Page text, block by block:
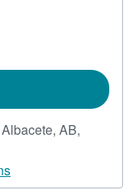
Albacete, AB,